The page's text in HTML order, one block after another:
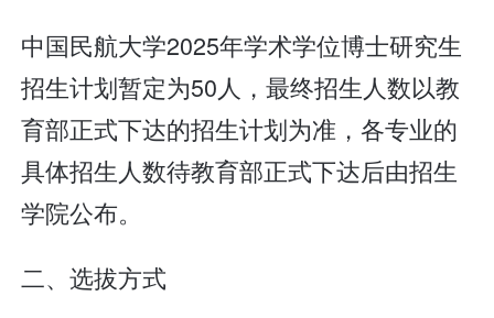
中国民航大学2025年学术学位博士研究生
招生计划暂定为50人，最终招生人数以教
育部正式下达的招生计划为准，各专业的
具体招生人数待教育部正式下达后由招生
学院公布。
二、选拔方式